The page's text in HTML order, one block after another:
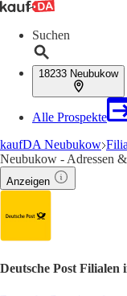
Suchen
18233 Neubukow
Alle Prospekte
kaufDA Neubukow
Neubukow - Adressen
Anzeigen
Deutsche Post Filialen